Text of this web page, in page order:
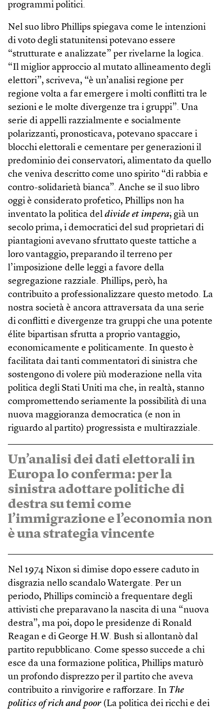
programmi politici.
Nel suo libro Phillips spiegava come le intenzioni
di voto degli statunitensi potevano essere
“strutturate e analizzate” per rivelarne la logica.
“Il miglior approccio al mutato allineamento degli
elettori”, scriveva, “è un’analisi regione per
regione volta a far emergere i molti conflitti tra le
sezioni e le molte divergenze tra i gruppi”. Una
serie di appelli razzialmente e socialmente
polarizzanti, pronosticava, potevano spaccare i
blocchi elettorali e cementare per generazioni il
predominio dei conservatori, alimentato da quello
che veniva descritto come uno spirito “di rabbia e
contro-solidarietà bianca”. Anche se il suo libro
oggi è considerato profetico, Phillips non ha
inventato la politica del divide et impera; già un
secolo prima, i democratici del sud proprietari di
piantagioni avevano sfruttato queste tattiche a
loro vantaggio, preparando il terreno per
l’imposizione delle leggi a favore della
segregazione razziale. Phillips, però, ha
contribuito a professionalizzare questo metodo. La
nostra società è ancora attraversata da una serie
di conflitti e divergenze tra gruppi che una potente
élite bipartisan sfrutta a proprio vantaggio,
economicamente e politicamente. In questo è
facilitata dai tanti commentatori di sinistra che
sostengono di volere più moderazione nella vita
politica degli Stati Uniti ma che, in realtà, stanno
compromettendo seriamente la possibilità di una
nuova maggioranza democratica (e non in
riguardo al partito) progressista e multirazziale.
Un’analisi dei dati elettorali in
Europa lo conferma: per la
sinistra adottare politiche di
destra su temi come
l’immigrazione e l’economia non
è una strategia vincente
Nel 1974 Nixon si dimise dopo essere caduto in
disgrazia nello scandalo Watergate. Per un
periodo, Phillips cominciò a frequentare degli
attivisti che preparavano la nascita di una “nuova
destra”, ma poi, dopo le presidenze di Ronald
Reagan e di George H.W. Bush si allontanò dal
partito repubblicano. Come spesso succede a chi
esce da una formazione politica, Phillips maturò
un profondo disprezzo per il partito che aveva
contribuito a rinvigorire e rafforzare. In The
politics of rich and poor(La politica dei ricchi e dei